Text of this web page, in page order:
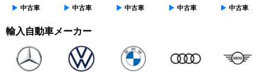
中古車
中古車
中古車
中古車
中古車
輸入自動車メーカー